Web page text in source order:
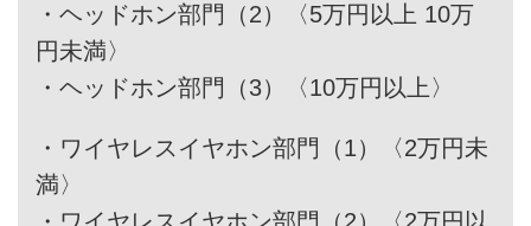
・ ヘッドホン部門（2）〈5万円以上 10万
円未満〉
・ ヘッドホン部門（3）〈10万円以上〉
・ ワイヤレスイヤホン部門（1）〈2万円未
満〉